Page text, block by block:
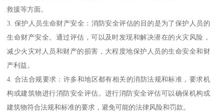
救援等方面。
3. 保护人员生命财产安全：消防安全评估的目的是为了保护人员的
生命财产安全。通过评估，可以及时发现和解决潜在的火灾风险，
减少火灾对人员和财产的损害，大程度地保护人员的生命安全和财
产利益。
4. 合法合规要求：许多和地区都有相关的消防法规和标准，要求机
构或建筑物进行消防安全评估。进行消防安全评估可以确保机构或
建筑物符合法规和标准的要求，避免可能的法律风险和罚款。